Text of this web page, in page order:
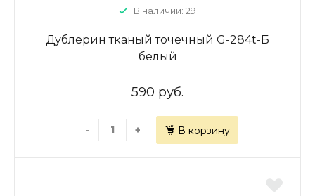
В наличии: 29
Дублерин тканый точечный G-284t-Б
белый
590 руб.
- + В корзину